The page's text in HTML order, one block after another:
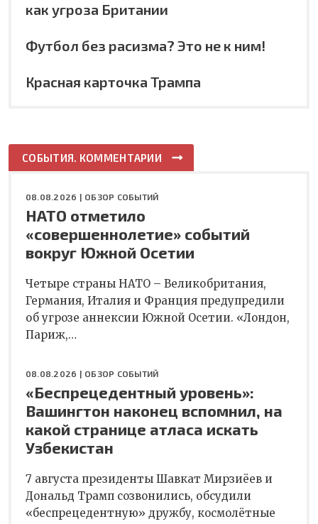
как угроза Британии
Футбол без расизма? Это не к ним!
Красная карточка Трампа
СОБЫТИЯ. КОММЕНТАРИИ
08.08.2026 | ОБЗОР СОБЫТИЙ
НАТО отметило
«совершеннолетие» событий
вокруг Южной Осетии
Четыре страны НАТО – Великобритания,
Германия, Италия и Франция предупредили
об угрозе аннексии Южной Осетии. «Лондон,
Париж,…
08.08.2026 | ОБЗОР СОБЫТИЙ
«Беспрецедентный уровень»:
Вашингтон наконец вспомнил, на
какой странице атласа искать
Узбекистан
7 августа президенты Шавкат Мирзиёев и
Дональд Трамп созвонились, обсудили
«беспрецедентную» дружбу, космолётные